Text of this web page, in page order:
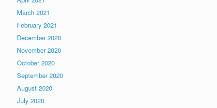
March 2021
February 2021
December 2020
November 2020
October 2020
September 2020
August 2020
July 2020